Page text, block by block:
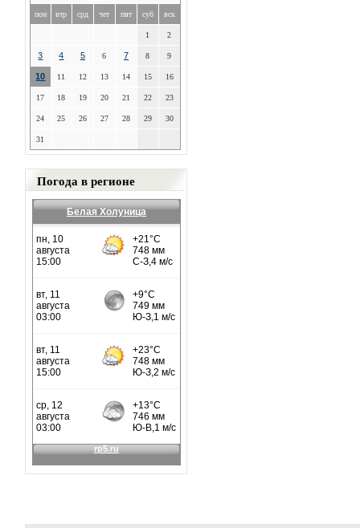
пон втр срд чет пят суб вск
1 2
3 4 5 6 7 8 9
10 11 12 13 14 15 16
17 18 19 20 21 22 23
24 25 26 27 28 29 30
31
Погода в регионе
Белая Холуница